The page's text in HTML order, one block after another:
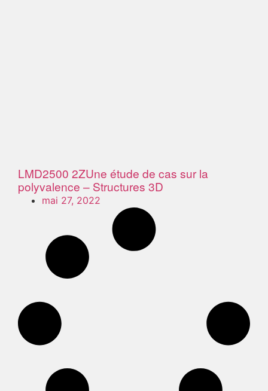
LMD2500 2ZUne étude de cas sur la
polyvalence – Structures 3D
mai 27, 2022